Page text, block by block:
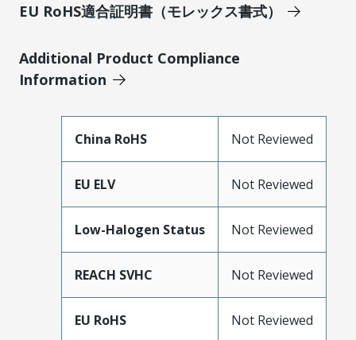
EU RoHS適合証明書（モレックス書式）
Additional Product Compliance
Information
China RoHS Not Reviewed
EU ELV Not Reviewed
Low-Halogen Status Not Reviewed
REACH SVHC Not Reviewed
EU RoHS Not Reviewed